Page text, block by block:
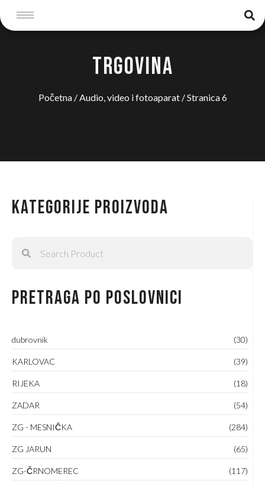
TRGOVINA
Početna/Audio, video i fotoaparat/ Stranica 6
Kategorije proizvoda
Pretraga po poslovnici
dubrovnik (30)
KARLOVAC (39)
RIJEKA (18)
ZADAR (54)
ZG - MESNIČKA (284)
ZG JARUN (65)
ZG-ČRNOMEREC (117)